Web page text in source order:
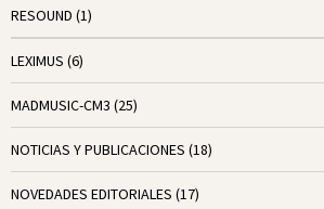
RESOUND (1)
LEXIMUS (6)
MADMUSIC-CM3 (25)
NOTICIAS Y PUBLICACIONES (18)
NOVEDADES EDITORIALES (17)